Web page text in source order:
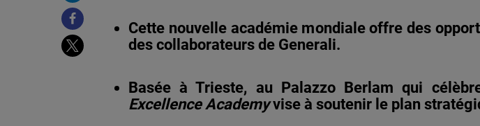
Cette nouvelle académie mondiale offre des
des collaborateurs de Generali.
Basée à Trieste, au Palazzo Berlam qui
Excellence Academy vise à soutenir le plan